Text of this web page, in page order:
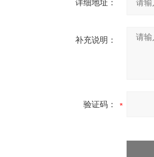
详细地址：
补充说明：
验证码：